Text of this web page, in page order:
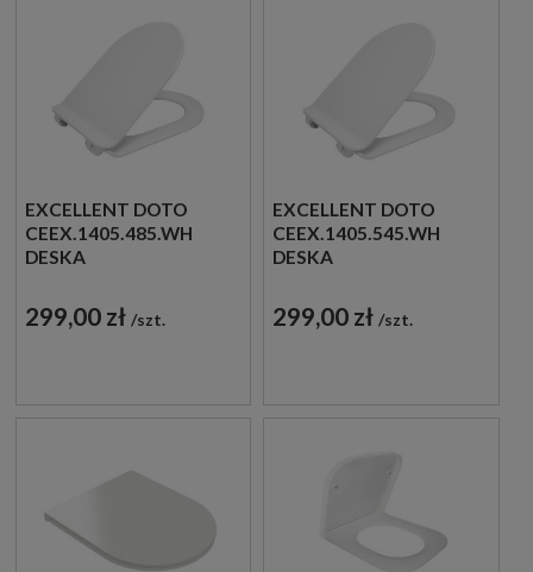
EXCELLENT DOTO
CEEX.1405.485.WH
DESKA
SLIM 46,6X36 BIAŁA
299,00 zł szt.
EXCELLENT DOTO
CEEX.1405.545.WH
DESKA
SLIM 47,4X36,2 BIAŁA
299,00 zł szt.